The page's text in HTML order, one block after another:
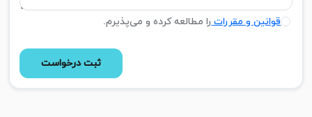
قوانین و مقرراترا مطالعه کرده و می‌پذیرم.
ثبت درخواست